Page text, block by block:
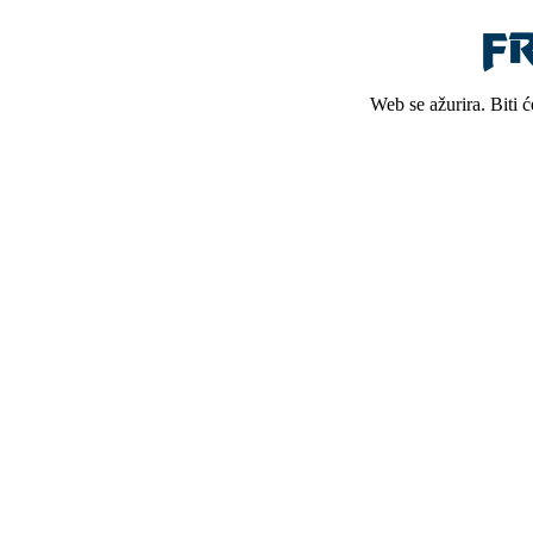
Web se ažurira. Biti